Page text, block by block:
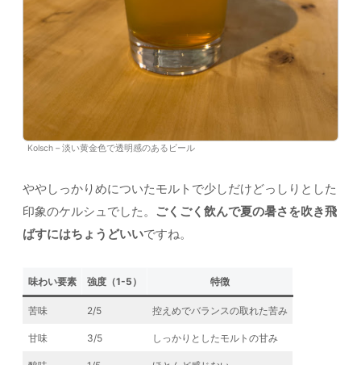
Kolsch – 淡い黄金色で透明感のあるビール
ややしっかりめについたモルトで少しだけどっしりとした
印象のケルシュでした。 ごくごく飲んで夏の暑さを吹き飛
ばすにはちょうどいいですね。
味わい要素 強度（1-5） 特徴
苦味 2/5 控えめでバランスの取れた苦み
甘味 3/5 しっかりとしたモルトの甘み